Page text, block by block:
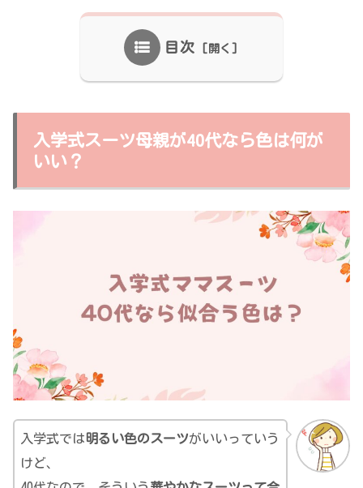
目次
入学式スーツ母親が40代なら色は何が
いい？
入学式では明るい色のスーツがいいっていう
けど、